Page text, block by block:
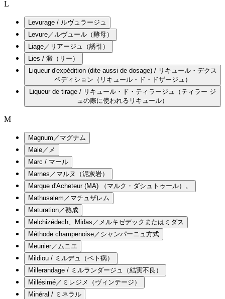
L
Levurage / ルヴュラージュ
Levure／ルヴュール（酵母）
Liage／リアージュ（誘引）
Lies / 澱（リー）
Liqueur d'expédition (dite aussi de dosage) / リキュール・デクス
ペディション（リキュール・ド・ドザージュ）
Liqueur de tirage / リキュール・ド・ティラージュ（ティラー ジ
ュの際に使われるリキュール）
M
Magnum／マグナム
Maie／メ
Marc / マール
Marnes／マルヌ（泥灰岩）
Marque d'Acheteur (MA) （マルク・ダシュトゥール）。
Mathusalem／マチュザレム
Maturation／熟成
Melchizédech、Midas／メルキゼデックまたはミダス
Méthode champenoise／シャンパーニュ方式
Meunier／ムニエ
Mildiou / ミルデュ（ベト病）
Millerandage / ミルランダージュ（結実不良）
Millésimé／ミレジメ（ヴィンテージ）
Minéral / ミネラル